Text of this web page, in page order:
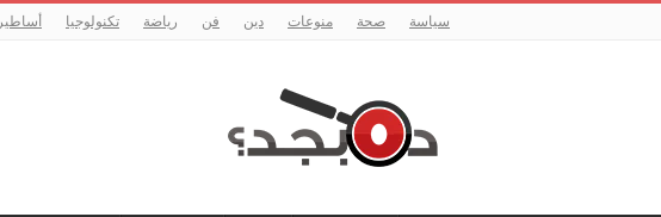
سياسة صحة منوعات دين فن رياضة تكنولوجيا أساطير